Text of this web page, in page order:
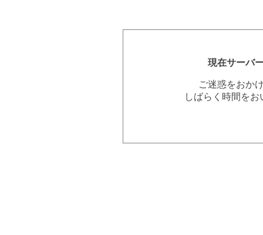
現在サーバ
ご迷惑をおか
しばらく時間を